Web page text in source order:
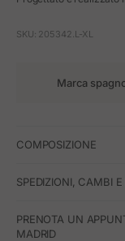
SKU: 205342.L-XL
Marca
COMPOSIZIONE
SPEDIZIONI, CAMBI E
PRENOTA UN
MADRID